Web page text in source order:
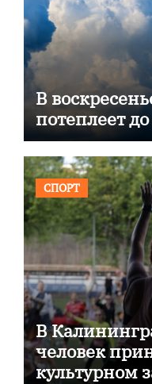
В
потеплеет
СПОРТ
В
человек
культурном